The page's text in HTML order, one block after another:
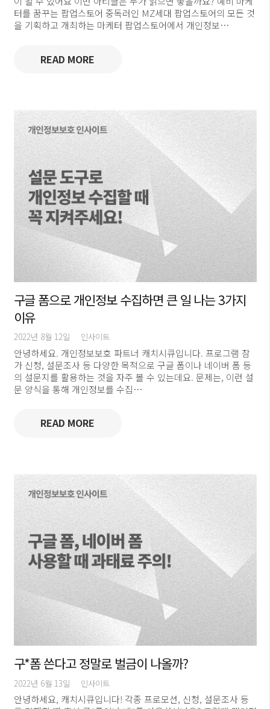
터를 꿈꾸는 팝업스토어 중독러인 MZ세대 팝업스토어의 모든 것
을 기획하고 개최하는 마케터 팝업스토어에서 개인정보…
READ MORE
구글 폼으로 개인정보 수집하면 큰 일 나는 3가지
이유
2022년 8월 12일 인사이트
안녕하세요. 개인정보보호 파트너 캐치시큐입니다. 프로그램 참
가 신청, 설문조사 등 다양한 목적으로 구글 폼이나 네이버 폼 등
의 설문지를 활용하는 것을 자주 볼 수 있는데요. 문제는, 이런 설
문 양식을 통해 개인정보를 수집…
READ MORE
구*폼 쓴다고 정말로 벌금이 나올까?
2022년 6월 13일 인사이트
안녕하세요, 캐치시큐입니다! 각종 프로모션, 신청, 설문조사 등